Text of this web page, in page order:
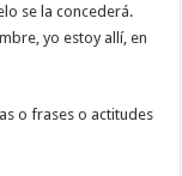
se la concederá.
yo estoy allí, en
o frases o actitudes